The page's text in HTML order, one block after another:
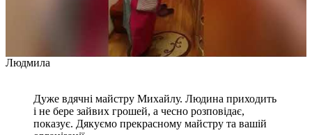
Людмила
Дуже вдячні майстру Михайлу. Людина приходить
і не бере зайвих грошей, а чесно розповідає,
показує. Дякуємо прекрасному майстру та вашій